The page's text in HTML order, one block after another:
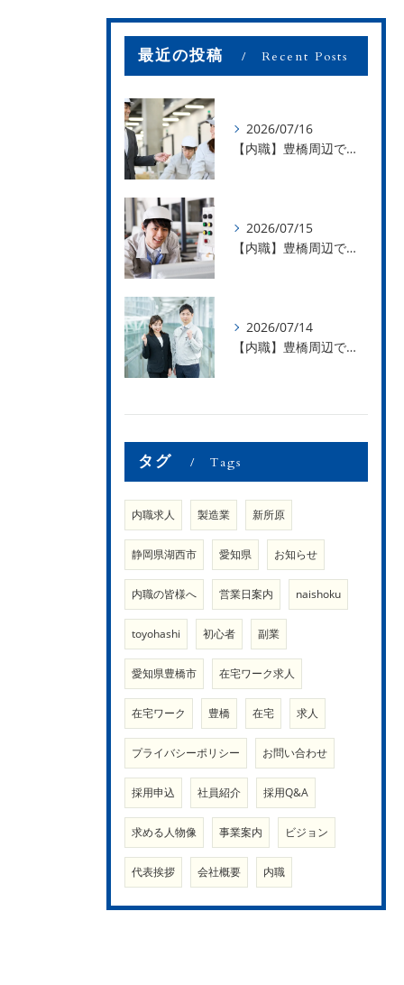
最近の投稿 Recent Posts
2026/07/16
【内職】豊橋周辺で内職のお仕事を探している方募集中！【お仕事の内容】
2026/07/15
【内職】豊橋周辺で内職のお仕事を探している方募集中！【急な学級閉鎖も安心】
2026/07/14
【内職】豊橋周辺で内職のお仕事を探している方募集中！【内職さまのお声②】
タグ Tags
内職求人 製造業 新所原
静岡県湖西市 愛知県 お知らせ
内職の皆様へ 営業日案内 naishoku
toyohashi 初心者 副業
愛知県豊橋市 在宅ワーク求人
在宅ワーク 豊橋 在宅 求人
プライバシーポリシー お問い合わせ
採用申込 社員紹介 採用Q&A
求める人物像 事業案内 ビジョン
代表挨拶 会社概要 内職